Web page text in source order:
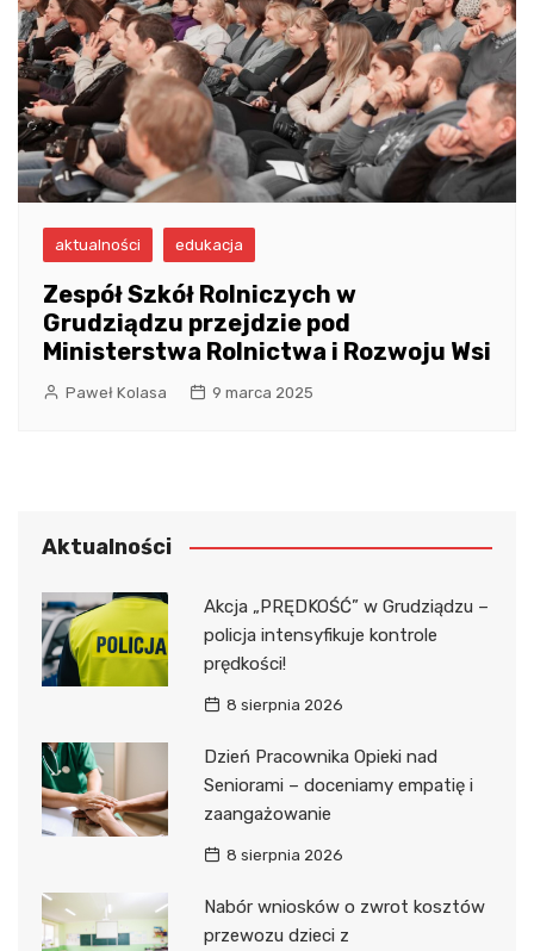
aktualności edukacja
Zespół Szkół Rolniczych w
Grudziądzu przejdzie pod
Ministerstwa Rolnictwa i Rozwoju Wsi
Paweł Kolasa 9 marca 2025
Aktualności
Akcja „PRĘDKOŚĆ” w Grudziądzu –
policja intensyfikuje kontrole
prędkości!
8 sierpnia 2026
Dzień Pracownika Opieki nad
Seniorami – doceniamy empatię i
zaangażowanie
8 sierpnia 2026
Nabór wniosków o zwrot kosztów
przewozu dzieci z